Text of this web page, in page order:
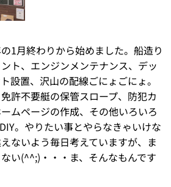
1月終わりから始めました。船造り
ト、エンジンメンテナンス、デッ
設置、沢山の配線ごにょごにょ。
許不要艇の保管スロープ、防犯カ
ムページの作成、その他いろいろ
。やりたい事とやらなきゃいけな
ないよう毎日考えていますが、ま
い(^^;)・・・ま、そんなもんです